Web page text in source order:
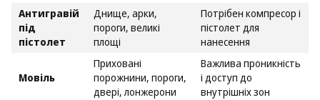
Антигравій
під
пістолет
Днище, арки,
пороги, великі
площі
Потрібен компресор і
пістолет для
нанесення
Мовіль
Приховані
порожнини, пороги,
двері, лонжерони
Важлива проникність
і доступ до
внутрішніх зон